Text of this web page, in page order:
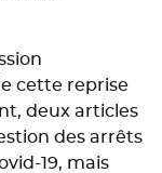
cette reprise
deux articles
des arrêts
19, mais